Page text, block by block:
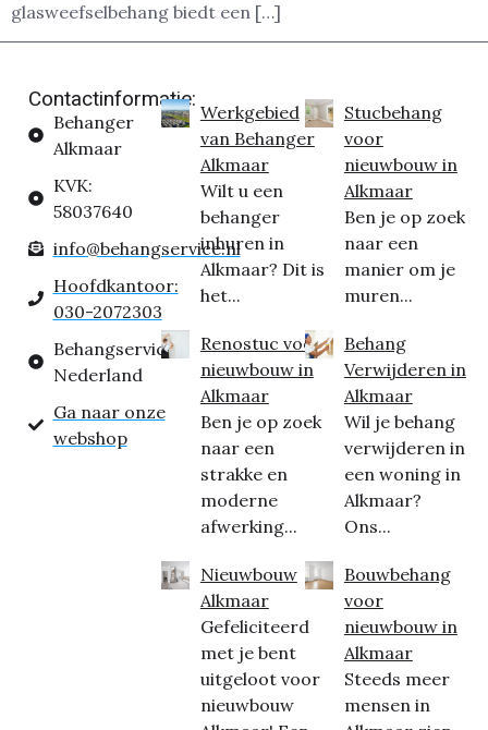
glasweefselbehang biedt een […]
Contactinformatie:
Behanger
Alkmaar
KVK:
58037640
info@behangservice.nl
Hoofdkantoor:
030-2072303
Behangservice
Nederland
Ga naar onze
webshop
Werkgebied
van Behanger
Alkmaar
Wilt u een
behanger
inhuren in
Alkmaar? Dit is
het...
Renostuc voor
nieuwbouw in
Alkmaar
Ben je op zoek
naar een
strakke en
moderne
afwerking...
Nieuwbouw
Alkmaar
Gefeliciteerd
met je bent
uitgeloot voor
nieuwbouw
Stucbehang
voor
nieuwbouw in
Alkmaar
Ben je op zoek
naar een
manier om je
muren...
Behang
Verwijderen in
Alkmaar
Wil je behang
verwijderen in
een woning in
Alkmaar?
Ons...
Bouwbehang
voor
nieuwbouw in
Alkmaar
Steeds meer
mensen in